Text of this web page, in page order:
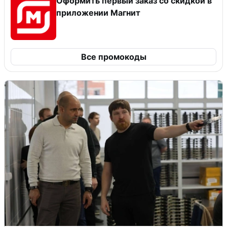
приложении Магнит
Все промокоды